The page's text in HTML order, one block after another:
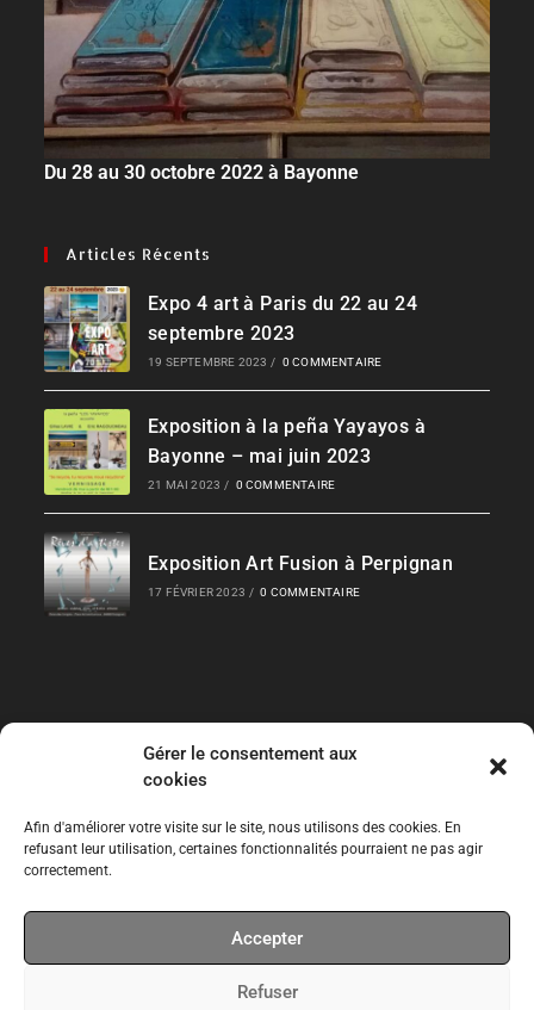
Gérer le consentement aux
cookies
Afin d'améliorer votre visite sur le site, nous utilisons des cookies. En
refusant leur utilisation, certaines fonctionnalités pourraient ne pas agir
correctement.
Accepter
Refuser
Du 28 au 30 octobre 2022 à Bayonne
Articles Récents
Expo 4 art à Paris du 22 au 24
septembre 2023
19 SEPTEMBRE 2023 / 0 COMMENTAIRE
Exposition à la peña Yayayos à
Bayonne – mai juin 2023
21 MAI 2023 / 0 COMMENTAIRE
Exposition Art Fusion à Perpignan
17 FÉVRIER 2023 / 0 COMMENTAIRE
Liens Rapides
Les Collections
Expos permanentes